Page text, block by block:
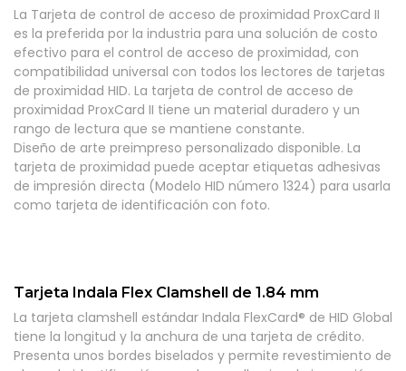
La Tarjeta de control de acceso de proximidad ProxCard II
es la preferida por la industria para una solución de costo
efectivo para el control de acceso de proximidad, con
compatibilidad universal con todos los lectores de tarjetas
de proximidad HID. La tarjeta de control de acceso de
proximidad ProxCard II tiene un material duradero y un
rango de lectura que se mantiene constante.
Diseño de arte preimpreso personalizado disponible. La
tarjeta de proximidad puede aceptar etiquetas adhesivas
de impresión directa (Modelo HID número 1324) para usarla
como tarjeta de identificación con foto.
Tarjeta Indala Flex Clamshell de 1.84 mm
La tarjeta clamshell estándar Indala FlexCard® de HID Global
tiene la longitud y la anchura de una tarjeta de crédito.
Presenta unos bordes biselados y permite revestimiento de